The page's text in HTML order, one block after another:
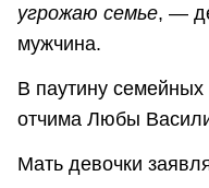
угрожаю семье, —
мужчина.
В паутину семейных
отчима Любы
Мать девочки